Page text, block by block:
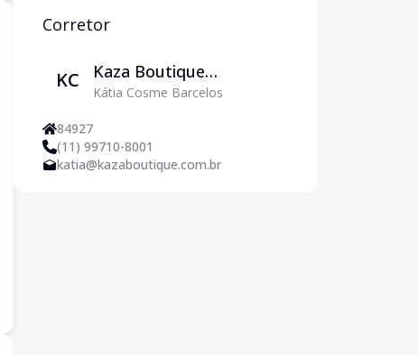
Corretor
KC
Kaza Boutique
Imobiliária
Kátia Cosme Barcelos
84927
(11) 99710-8001
katia@kazaboutique.com.br